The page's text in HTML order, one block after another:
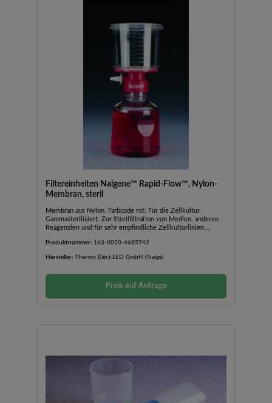
Filtereinheiten Nalgene™ Rapid-Flow™, Nylon-
Membran, steril
Membran aus Nylon. Farbcode rot. Für die Zellkultur.
Gammasterilisiert. Zur Sterilfiltration von Medien, anderen
Reagenzien und für sehr empfindliche Zellkulturlinien.
Netzmittel. Chargen- und Katalognummer, Membrantyp,
Porengröße und Verfallsdatum sind zur leichteren
Identifikation und Chargenverfolgung auf die Filtereinheiten
Produktnummer: 163-0020-4685742
Hersteller: Thermo Elect.LED GmbH (Nalge)
Preis auf Anfrage